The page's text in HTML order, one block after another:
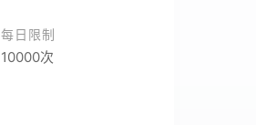
每日限制
10000次